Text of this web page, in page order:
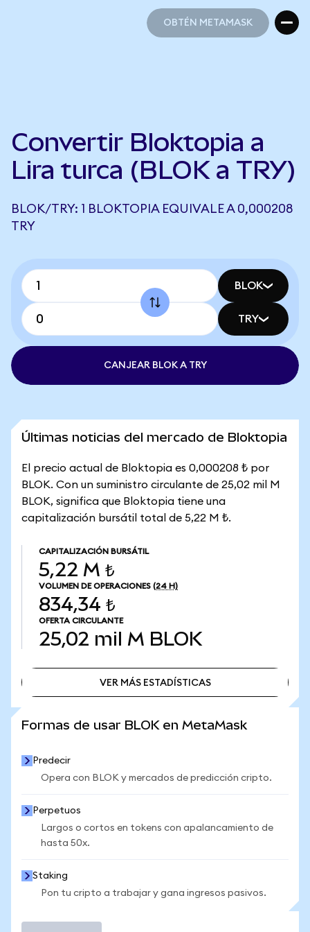
OBTÉN METAMASK
Convertir Bloktopia a
Lira turca (BLOK a TRY)
BLOK/TRY: 1 BLOKTOPIA EQUIVALE A 0,000208
TRY
BLOK
TRY
CANJEAR BLOK A TRY
Últimas noticias del mercado de Bloktopia
El precio actual de Bloktopia es 0,000208 ₺ por
BLOK. Con un suministro circulante de 25,02 mil M
BLOK, significa que Bloktopia tiene una
capitalización bursátil total de 5,22 M ₺.
CAPITALIZACIÓN BURSÁTIL
5,22 M ₺
VOLUMEN DE OPERACIONES (24 H)
834,34 ₺
OFERTA CIRCULANTE
25,02 mil M BLOK
VER MÁS ESTADÍSTICAS
Formas de usar BLOK en MetaMask
Predecir
Opera con BLOK y mercados de predicción cripto.
Perpetuos
Largos o cortos en tokens con apalancamiento de
hasta 50x.
Staking
Pon tu cripto a trabajar y gana ingresos pasivos.